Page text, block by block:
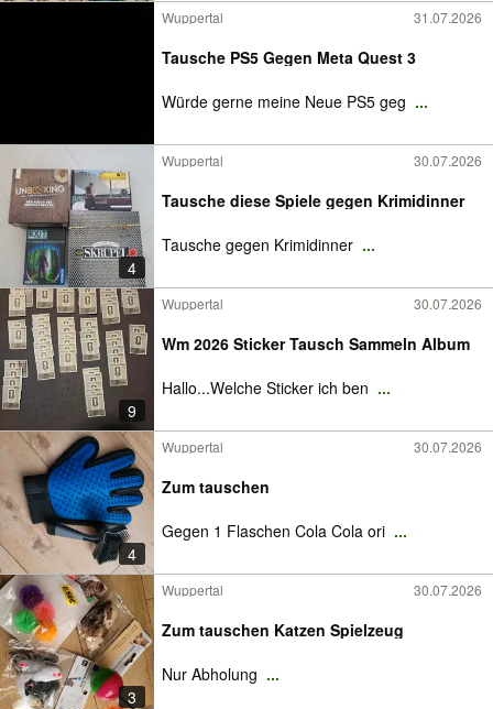
Wuppertal 31.07.2026
Tausche PS5 Gegen Meta Quest 3
Würde gerne meine Neue PS5 geg ...
4
Wuppertal 30.07.2026
Tausche diese Spiele gegen Krimidinner
Tausche gegen Krimidinner ...
9
Wuppertal 30.07.2026
Wm 2026 Sticker Tausch Sammeln Album
Hallo...Welche Sticker ich ben ...
4
Wuppertal 30.07.2026
Zum tauschen
Gegen 1 Flaschen Cola Cola ori ...
3
Wuppertal 30.07.2026
Zum tauschen Katzen Spielzeug
Nur Abholung ...